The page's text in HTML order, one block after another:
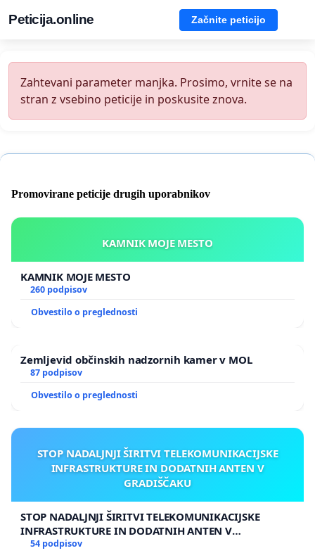
Peticija.online Začnite peticijo
Zahtevani parameter manjka. Prosimo, vrnite se na
stran z vsebino peticije in poskusite znova.
Promovirane peticije drugih uporabnikov
KAMNIK MOJE MESTO
KAMNIK MOJE MESTO
260 podpisov
Obvestilo o preglednosti
Zemljevid občinskih nadzornih kamer v MOL
87 podpisov
Obvestilo o preglednosti
STOP NADALJNJI ŠIRITVI TELEKOMUNIKACIJSKE
INFRASTRUKTURE IN DODATNIH ANTEN V
GRADIŠČAKU
STOP NADALJNJI ŠIRITVI TELEKOMUNIKACIJSKE
INFRASTRUKTURE IN DODATNIH ANTEN V
GRADIŠČAKU
54 podpisov